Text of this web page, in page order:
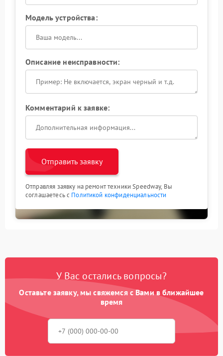
Модель устройства:
Описание неисправности:
Комментарий к заявке:
Отправить заявку
Отправляя заявку на ремонт техники Speedway, Вы
соглашаетесь с Политикой конфиденциальности
У Вас остались вопросы?
Оставьте заявку, мы свяжемся с Вами в ближайшее
время